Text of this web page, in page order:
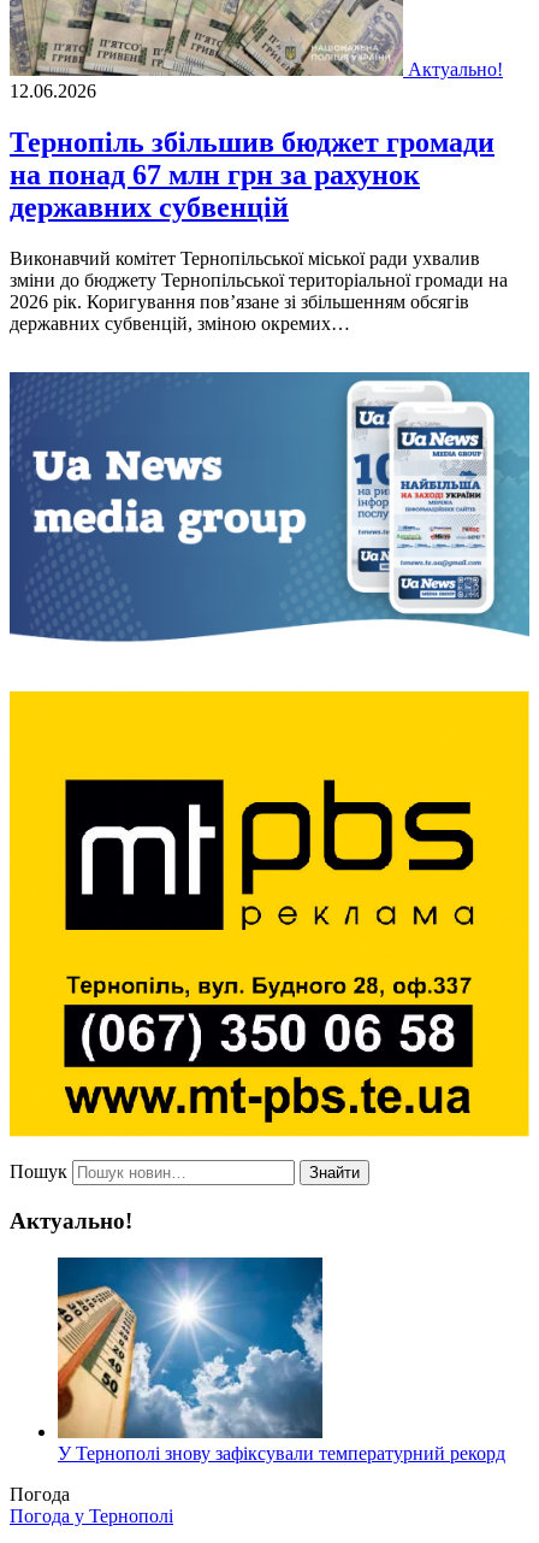
Актуально!
12.06.2026
Тернопіль збільшив бюджет громади
на понад 67 млн грн за рахунок
державних субвенцій
Виконавчий комітет Тернопільської міської ради ухвалив
зміни до бюджету Тернопільської територіальної громади на
2026 рік. Коригування пов’язане зі збільшенням обсягів
державних субвенцій, зміною окремих…
Пошук Знайти
Актуально!
У Тернополі знову зафіксували температурний рекорд
Погода
Погода у Тернополі